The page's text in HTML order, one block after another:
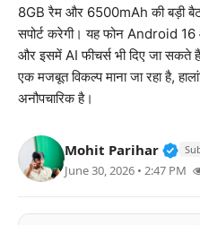
बॉलीवुड
खेल
अंतर्राष्ट्रीय
8GB रैम और 6500mAh की बड़ी
सपोर्ट करेगी। यह फोन Android
और इसमें AI फीचर्स भी दिए जा
एक मजबूत विकल्प माना जा रहा है,
अनौपचारिक है।
Mohit Parihar
June 30, 2026 • 2:47 PM